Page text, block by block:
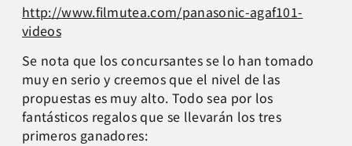
http://www.filmutea.com/panasonic-agaf101-
videos
Se nota que los concursantes se lo han tomado
muy en serio y creemos que el nivel de las
propuestas es muy alto. Todo sea por los
fantásticos regalos que se llevarán los tres
primeros ganadores: